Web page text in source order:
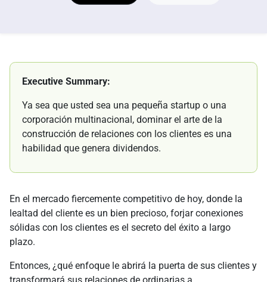
Executive Summary:
Ya sea que usted sea una pequeña startup o una
corporación multinacional, dominar el arte de la
construcción de relaciones con los clientes es una
habilidad que genera dividendos.
En el mercado fiercemente competitivo de hoy, donde la
lealtad del cliente es un bien precioso, forjar conexiones
sólidas con los clientes es el secreto del éxito a largo
plazo.
Entonces, ¿qué enfoque le abrirá la puerta de sus clientes y